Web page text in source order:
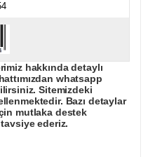
hakkında detaylı
whatsapp
Sitemizdeki
Bazı detaylar
mutlaka destek
ederiz.